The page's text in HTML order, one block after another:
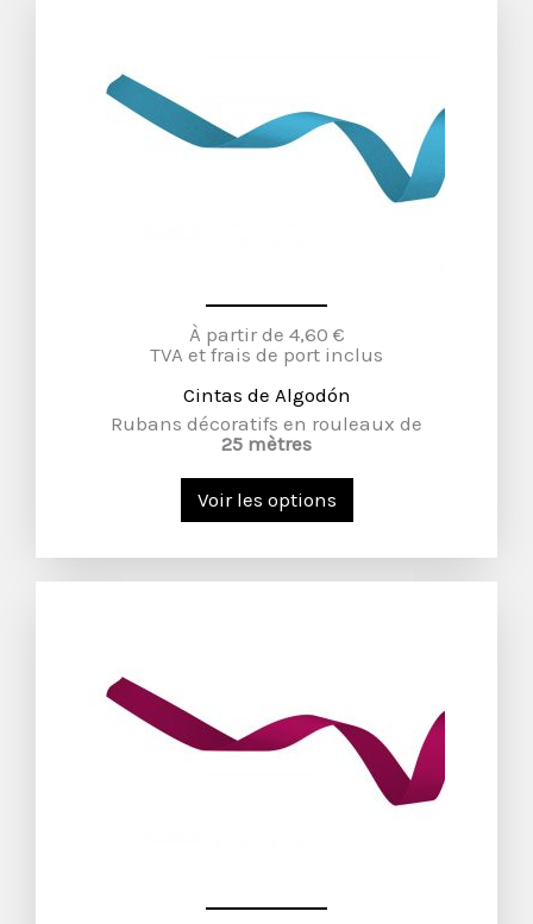
À partir de 4,60 €
TVA et frais de port inclus
Cintas de Algodón
Rubans décoratifs en rouleaux de
25 mètres
Voir les options